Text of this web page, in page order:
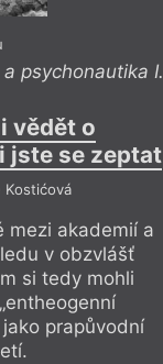
psychonautika I.
vědět o
jste se zeptat
Kostićová
mezi akademií a
v obzvlášť
si tedy mohli
prapůvodní